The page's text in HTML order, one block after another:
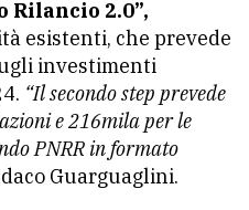
Rilancio 2.0”,
esistenti, che prevede
investimenti
“Il secondo step prevede
e 216mila per le
PNRR in formato
Guarguaglini.